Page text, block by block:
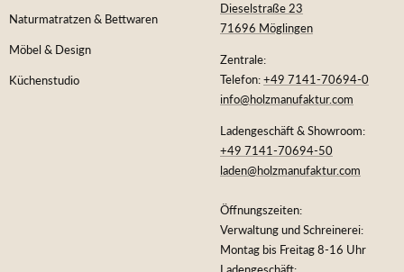
Naturmatratzen & Bettwaren
Möbel & Design
Küchenstudio
Dieselstraße 23
71696 Möglingen
Zentrale:
Telefon:+49 7141-70694-0
info@holzmanufaktur.com
Ladengeschäft & Showroom:
+49 7141-70694-50
laden@holzmanufaktur.com
Öffnungszeiten:
Verwaltung und Schreinerei:
Montag bis Freitag 8-16 Uhr